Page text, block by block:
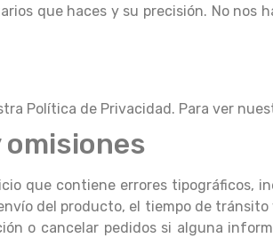
que haces y su precisión. No nos
Política de Privacidad. Para ver
omisiones
que contiene errores tipográficos,
del producto, el tiempo de
o cancelar pedidos si alguna